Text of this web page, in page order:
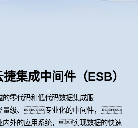
集成中间件（ESB）
零代码和低代码数据集成服
级、专业化的中间件，
内外的应用系统，实现数据的快速